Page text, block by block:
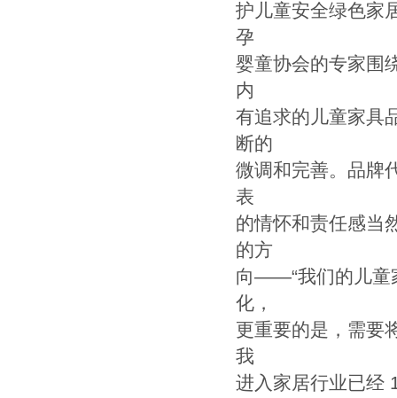
护儿童安全绿色家
孕
婴童协会的专家围
内
有追求的儿童家具
断的
微调和完善。品牌
表
的情怀和责任感当
的方
向——“我们的儿童
化，
更重要的是，需要
我
进入家居行业已经